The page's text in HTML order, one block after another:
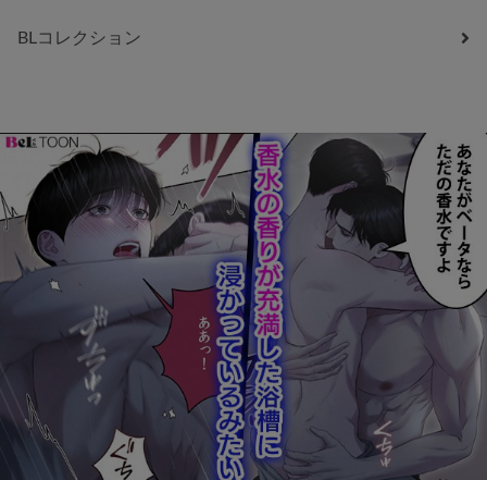
BLコレクション